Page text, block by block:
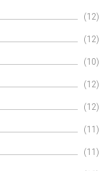
(12)
(12)
(10)
(12)
(12)
(11)
(11)